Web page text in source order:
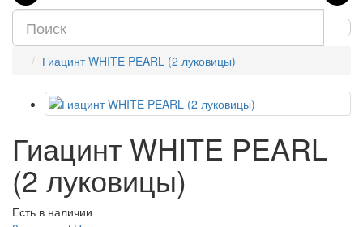
Гиацинт WHITE PEARL (2 луковицы)
Гиацинт WHITE PEARL
(2 луковицы)
Есть в наличии